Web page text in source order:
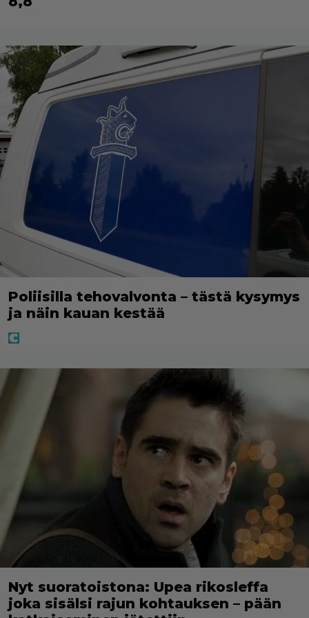
Poliisilla tehovalvonta – tästä kysymys
ja näin kauan kestää
Nyt suoratoistona: Upea rikosleffa
joka sisälsi rajun kohtauksen – pään